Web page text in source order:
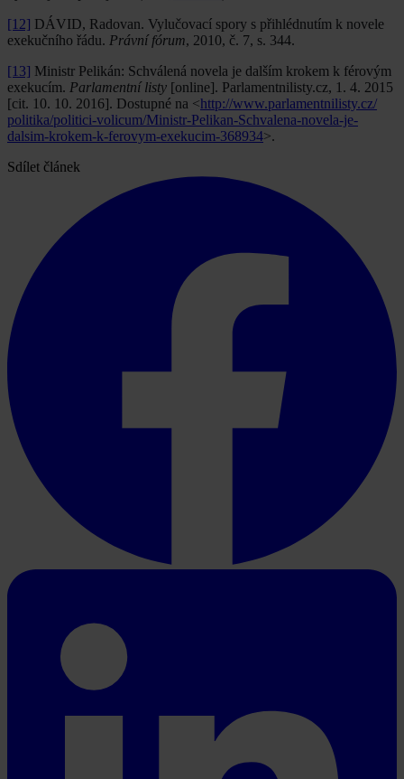
[12] DÁVID, Radovan. Vylučovací spory s přihlédnutím k novele
exe­kučního řádu. Právní fórum, 2010, č. 7, s. 344.
[13] Ministr Pelikán: Schválená novela je dalším krokem k férovým
exekucím. Parlamentní listy [online]. Parlamentnilisty.cz, 1. 4. 2015
[cit. 10. 10. 2016]. Dostupné na <http://www.parlamentnilisty.cz/
politika/politici-volicum/Ministr-Pelikan-Schvalena-novela-je-
dalsim-krokem-k-ferovym-exekucim-368934>.
Sdílet článek